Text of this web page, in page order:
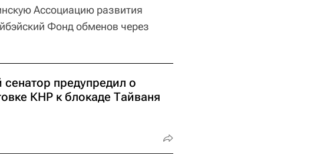
Ассоциацию развития
Фонд обменов через
предупредил о
КНР к блокаде Тайваня